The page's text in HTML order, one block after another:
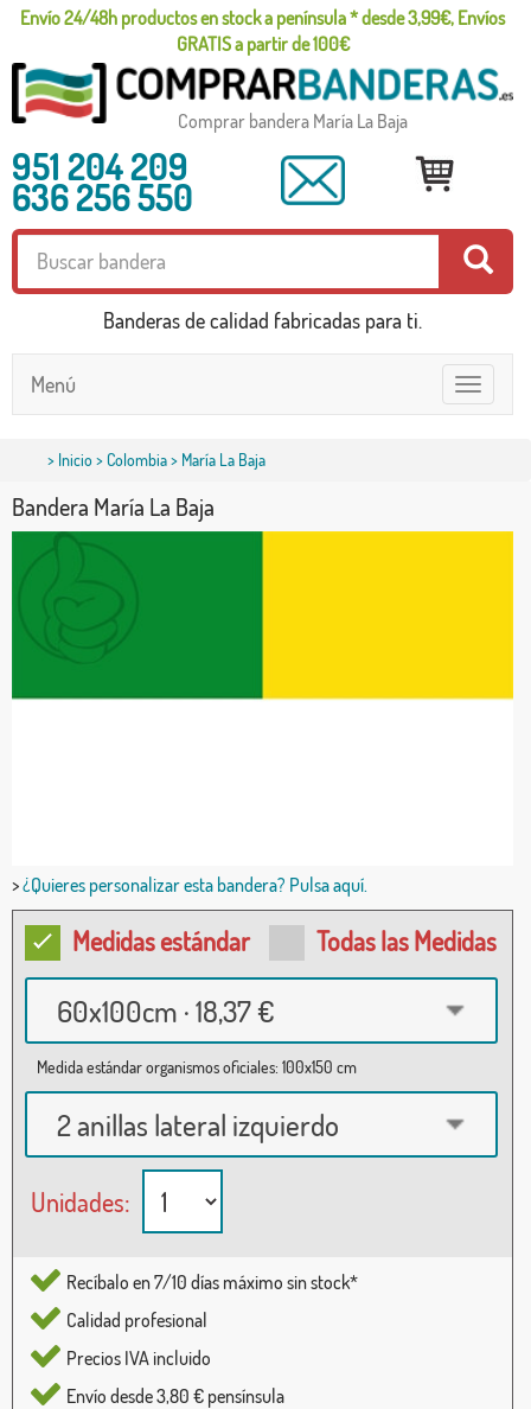
Envío 24/48h productos en stock a península * desde 3,99€, Envíos
GRATIS a partir de 100€
Comprar bandera María La Baja
951 204 209
636 256 550
Banderas de calidad fabricadas para ti.
Toggle
navigation
Menú
> Inicio>Colombia> María La Baja
Bandera María La Baja
>¿Quieres personalizar esta bandera? Pulsa aquí.
Medidas estándar Todas las Medidas
60x100cm · 18,37 €
Medida estándar organismos oficiales: 100x150 cm
2 anillas lateral izquierdo
Unidades:
Recíbalo en 7/10 días máximo sin stock*
Calidad profesional
Precios IVA incluido
Envío desde 3,80 € pensínsula